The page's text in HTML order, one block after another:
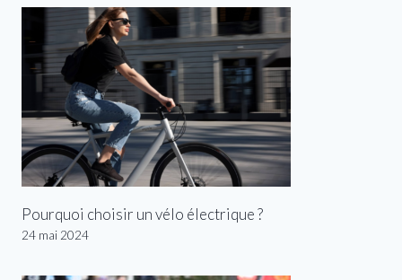
Pourquoi choisir un vélo électrique ?
24 mai 2024